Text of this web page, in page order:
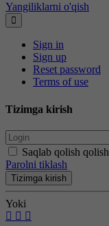
Yangiliklarni o'qish
Sign in
Sign up
Reset password
Terms of use
Tizimga kirish
Saqlab qolish qolish
Parolni tiklash
Tizimga kirish
Yoki